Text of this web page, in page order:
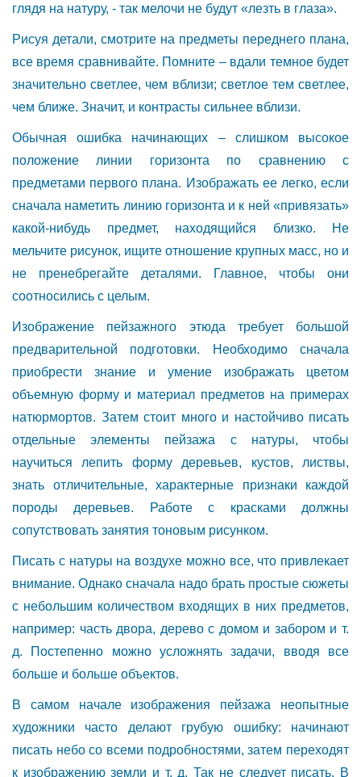
глядя на натуру, - так мелочи не будут «лезть в глаза».
Рисуя детали, смотрите на предметы переднего плана,
все время сравнивайте. Помните – вдали темное будет
значительно светлее, чем вблизи; светлое тем светлее,
чем ближе. Значит, и контрасты сильнее вблизи.
Обычная ошибка начинающих – слишком высокое
положение линии горизонта по сравнению с
предметами первого плана. Изображать ее легко, если
сначала наметить линию горизонта и к ней «привязать»
какой-нибудь предмет, находящийся близко. Не
мельчите рисунок, ищите отношение крупных масс, но и
не пренебрегайте деталями. Главное, чтобы они
соотносились с целым.
Изображение пейзажного этюда требует большой
предварительной подготовки. Необходимо сначала
приобрести знание и умение изображать цветом
объемную форму и материал предметов на примерах
натюрмортов. Затем стоит много и настойчиво писать
отдельные элементы пейзажа с натуры, чтобы
научиться лепить форму деревьев, кустов, листвы,
знать отличительные, характерные признаки каждой
породы деревьев. Работе с красками должны
сопутствовать занятия тоновым рисунком.
Писать с натуры на воздухе можно все, что привлекает
внимание. Однако сначала надо брать простые сюжеты
с небольшим количеством входящих в них предметов,
например: часть двора, дерево с домом и забором и т.
д. Постепенно можно усложнять задачи, вводя все
больше и больше объектов.
В самом начале изображения пейзажа неопытные
художники часто делают грубую ошибку: начинают
писать небо со всеми подробностями, затем переходят
к изображению земли и т. д. Так не следует писать. В